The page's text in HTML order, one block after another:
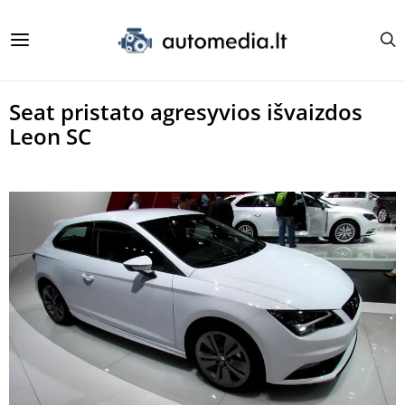
Seat pristato agresyvios išvaizdos
Leon SC